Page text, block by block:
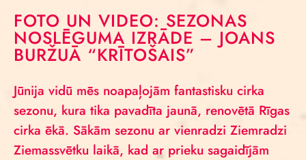
FOTO UN VIDEO: SEZONAS
NOSLĒGUMA IZRĀDE – JOANS
BURŽUĀ “KRĪTOŠAIS”
Jūnija vidū mēs noapaļojām fantastisku cirka
sezonu, kura tika pavadīta jaunā, renovētā Rīgas
cirka ēkā. Sākām sezonu ar vienradzi Ziemradzi
Ziemassvētku laikā, kad ar prieku sagaidījām